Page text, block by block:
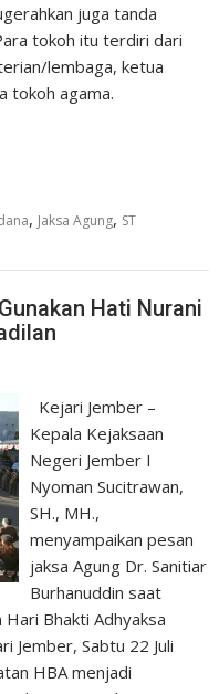
juga tanda
tokoh itu terdiri dari
lembaga, ketua
tokoh agama.
, Jaksa Agung, ST
Hati Nurani
Kejari Jember –
Kepala Kejaksaan
Negeri Jember I
Nyoman Sucitrawan,
SH., MH.,
menyampaikan pesan
jaksa Agung Dr. Sanitiar
Burhanuddin saat
Bhakti Adhyaksa
Jember, Sabtu 22 Juli
HBA menjadi